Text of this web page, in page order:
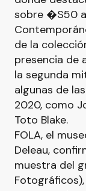
sobre �S50
de la
presencia de
la segunda
algunas de
2020, como
Toto Blake.
FOLA, el
Deleau,
muestra del